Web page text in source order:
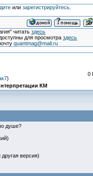
или зарегистрируйтесь.
читатьздесь
для просмотраздесь
quantmag@mail.ru
)
КМ
0
душе?
версия)